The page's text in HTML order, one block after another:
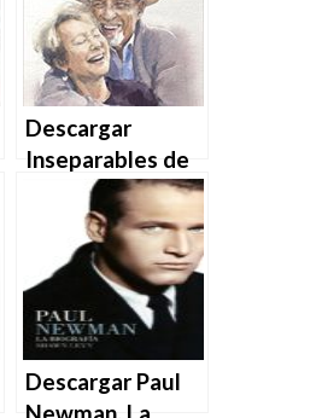
Descargar
Inseparables de
Irvin D. Yalom y
Marilyn Yalom en
EPUB | PDF |
MOBI
Descargar Paul